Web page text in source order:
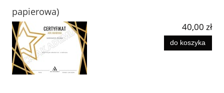
papierowa)
40,00 zł
do koszyka